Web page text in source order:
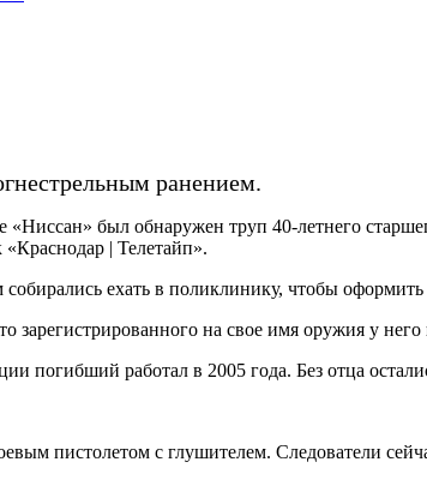
ранением.
был обнаружен труп 40-летнего
| Телетайп».
ехать в поликлинику, чтобы
зарегистрированного на свое имя оружия у
погибший работал в 2005 года. Без отца
пистолетом с глушителем. Следователи